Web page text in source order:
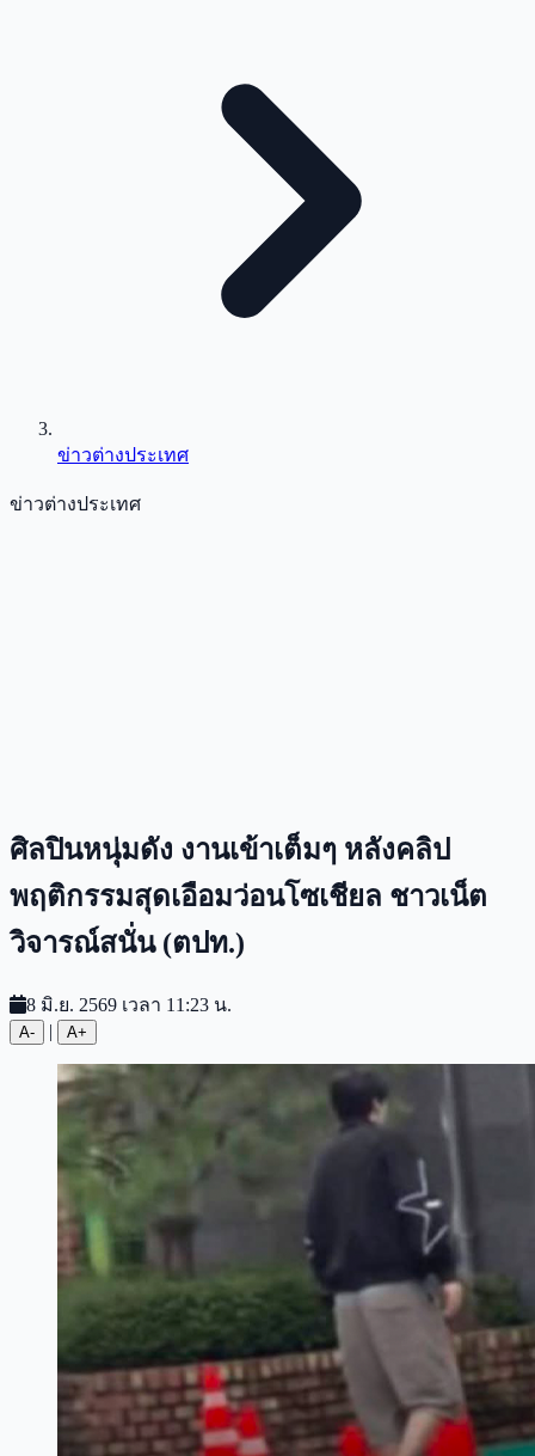
ข่าวต่างประเทศ
ข่าวต่างประเทศ
ศิลปินหนุ่มดัง งานเข้าเต็มๆ หลังคลิป
พฤติกรรมสุดเอือมว่อนโซเชียล ชาวเน็ต
วิจารณ์สนั่น (ตปท.)
8 มิ.ย. 2569 เวลา 11:23 น.
A- | A+